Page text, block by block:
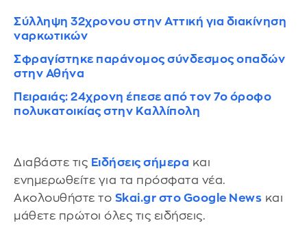
Σύλληψη 32χρονου στην Αττική για διακίνηση
ναρκωτικών
Σφραγίστηκε παράνομος σύνδεσμος οπαδών
στην Αθήνα
Πειραιάς: 24χρονη έπεσε από τον 7ο όροφο
πολυκατοικίας στην Καλλίπολη
Διαβάστε τις Ειδήσεις σήμερα και
ενημερωθείτε για τα πρόσφατα νέα.
Ακολουθήστε το Skai.gr στο Google News και
μάθετε πρώτοι όλες τις ειδήσεις.